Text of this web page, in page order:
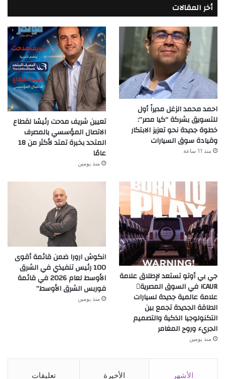
أخر المقالات
احمد محمد الزغل مديراً أول
للتسويق بشركة “كيا مصر”:
خطوة جديدة نحو تعزيز الابتكار
وقيادة سوق السيارات
منذ 11 ساعة
تعيين شريف مدحت رئيسًا لقطاع
الاتصال المؤسسي بالمصرف
المتحد بخبرة تمتد لأكثر من 18
عامًا
منذ يومين
جي بي أوتو تستعد لإطلاق علامة
iCAUR في السوق المصرية
علامة عالمية جديدة لسيارات
الطاقة الجديدة تجمع بين
التكنولوجيا الذكية والتصميم
الجريء وروح المغامر
منذ يومين
انكوش ارورا ضمن قائمة أقوى
100 رئيس تنفيذي في الشرق
الأوسط لعام 2026 في قائمة
فوربس الشرق الأوسط”
منذ يومين
الأشهر الأخيرة تعليقات